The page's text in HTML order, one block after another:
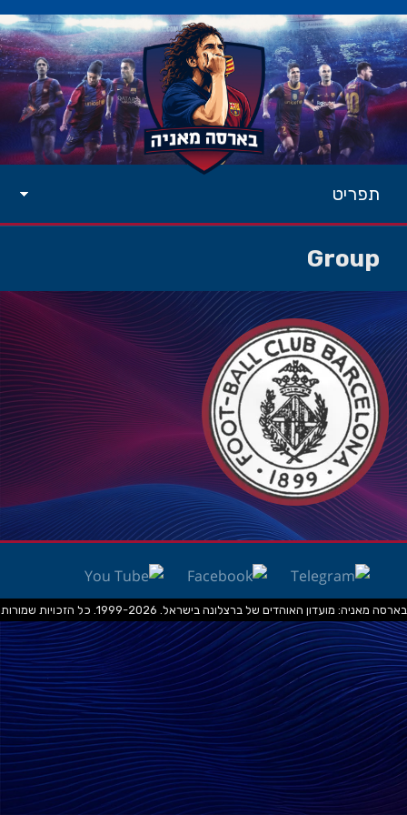
תפריט
Group
בארסה מאניה: מועדון האוהדים של ברצלונה בישראל. 1999-2026. כל הזכויות שמורות